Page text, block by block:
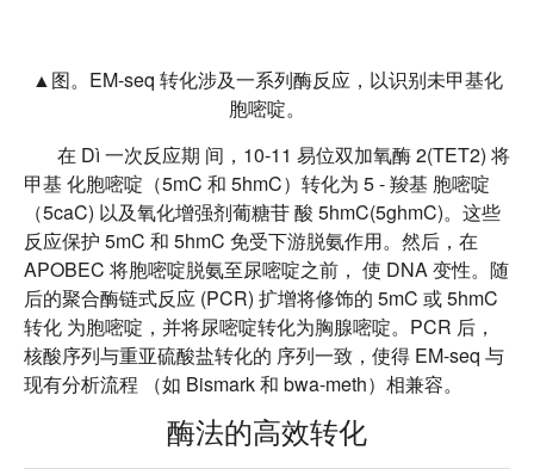
▲图。EM-seq 转化涉及一系列酶反应，以识别未甲基化
胞嘧啶。
在 Dì 一次反应期 间，10-11 易位双加氧酶 2(TET2) 将
甲基 化胞嘧啶（5mC 和 5hmC）转化为 5 - 羧基 胞嘧啶
（5caC) 以及氧化增强剂葡糖苷酸 5hmC(5ghmC)。这些
反应保护 5mC 和 5hmC 免受下游脱氨作用。然后，在
APOBEC 将胞嘧啶脱氨至尿嘧啶之前， 使 DNA 变性。随
后的聚合酶链式反应 (PCR) 扩增将修饰的 5mC 或 5hmC
转化 为胞嘧啶，并将尿嘧啶转化为胸腺嘧啶。 PCR 后，
核酸序列与重亚硫酸盐转化的 序列一致，使得 EM-seq 与
现有分析流程
（如 Bismark 和 bwa-meth）相兼容。
酶法的高效转化